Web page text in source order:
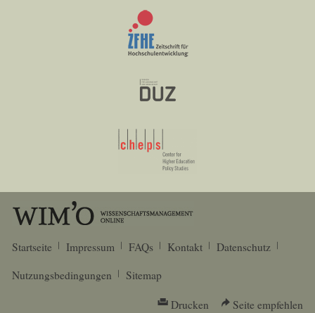
Startseite Impressum FAQs Kontakt
Datenschutz
Nutzungsbedingungen
Sitemap
Drucken Seite empfehlen